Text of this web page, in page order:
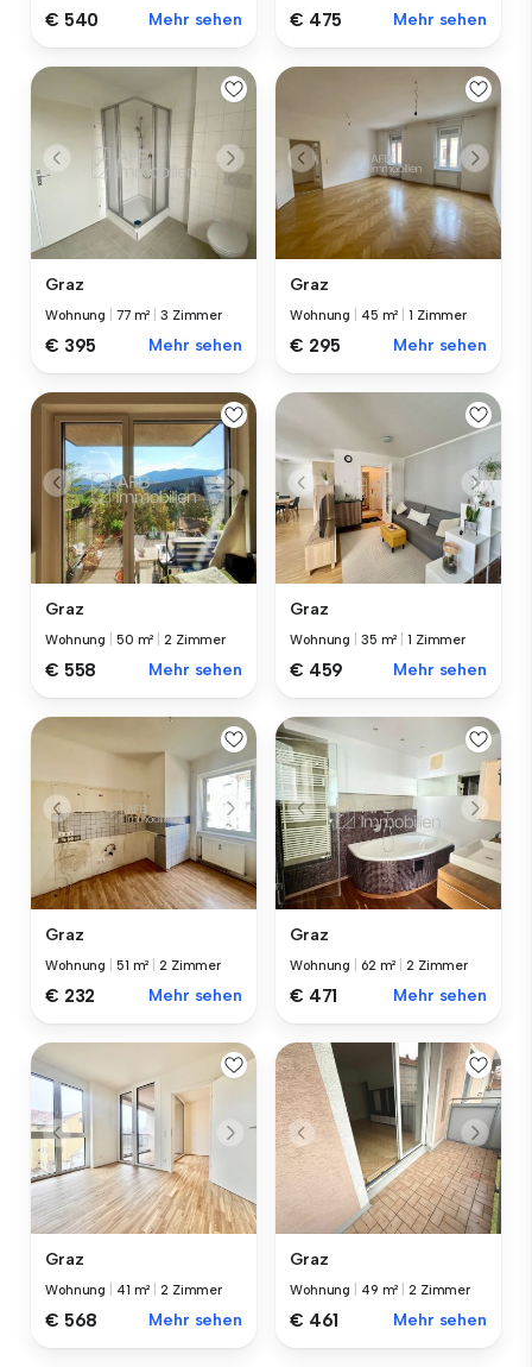
€ 540 Mehr sehen € 475 Mehr sehen
Graz
Wohnung 77 m² |3 Zimmer
€ 395 Mehr sehen
Graz
Wohnung 45 m² |1 Zimmer
€ 295 Mehr sehen
Graz
Wohnung 50 m² |2 Zimmer
€ 558 Mehr sehen
Graz
Wohnung 35 m² |1 Zimmer
€ 459 Mehr sehen
Graz
Wohnung 51 m² 2 Zimmer
€ 232 Mehr sehen
Graz
Wohnung 62 m² 2 Zimmer
€ 471 Mehr sehen
Graz
Wohnung 41 m² |2 Zimmer
€ 568 Mehr sehen
Graz
Wohnung 49 m² |2 Zimmer
€ 461 Mehr sehen